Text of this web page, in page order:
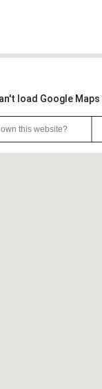
load Google
this website?